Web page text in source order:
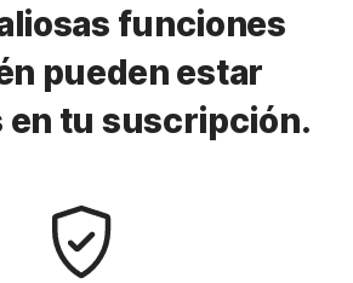
funciones
pueden estar
en tu suscripción.